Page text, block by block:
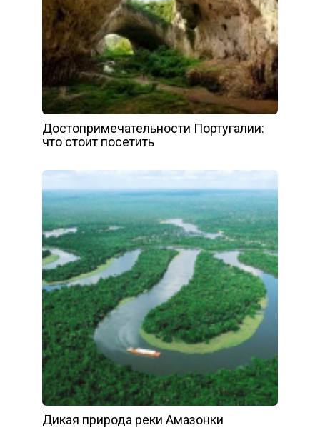
Достопримечательности Португалии:
что стоит посетить
Дикая природа реки Амазонки